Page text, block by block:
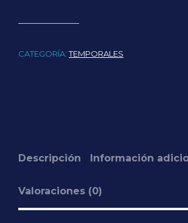
CATEGORÍA:TEMPORALES
Descripción Información
Valoraciones (0)